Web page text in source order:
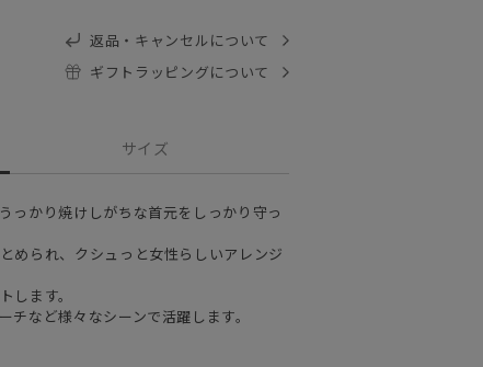
返品・キャンセルについて
ギフトラッピングについて
サイズ
っかり焼けしがちな首元をしっかり守っ
められ、クシュっと女性らしいアレンジ
します。
など様々なシーンで活躍します。